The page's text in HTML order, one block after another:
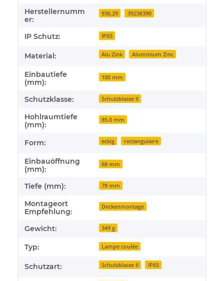
Herstellernumm
er:
936,29 39236390
IP Schutz: IP65
Material: Alu Zink Aluminium Zinc
Einbautiefe
(mm):
100 mm
Schutzklasse: Schutzklasse II
Hohlraumtiefe
(mm):
85.0 mm
Form: eckig rectangulaire
Einbauöffnung
(mm):
68 mm
Tiefe (mm): 78 mm
Montageort
Empfehlung:
Deckenmontage
Gewicht: 349 g
Typ: Lampe coulée
Schutzart: Schutzklasse II IP65